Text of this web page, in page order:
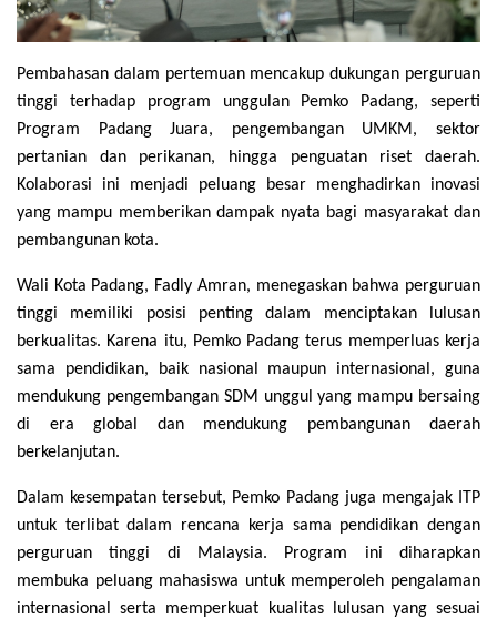
Pembahasan dalam pertemuan mencakup dukungan perguruan
tinggi terhadap program unggulan Pemko Padang, seperti
Program Padang Juara, pengembangan UMKM, sektor
pertanian dan perikanan, hingga penguatan riset daerah.
Kolaborasi ini menjadi peluang besar menghadirkan inovasi
yang mampu memberikan dampak nyata bagi masyarakat dan
pembangunan kota.
Wali Kota Padang, Fadly Amran, menegaskan bahwa perguruan
tinggi memiliki posisi penting dalam menciptakan lulusan
berkualitas. Karena itu, Pemko Padang terus memperluas kerja
sama pendidikan, baik nasional maupun internasional, guna
mendukung pengembangan SDM unggul yang mampu bersaing
di era global dan mendukung pembangunan daerah
berkelanjutan.
Dalam kesempatan tersebut, Pemko Padang juga mengajak ITP
untuk terlibat dalam rencana kerja sama pendidikan dengan
perguruan tinggi di Malaysia. Program ini diharapkan
membuka peluang mahasiswa untuk memperoleh pengalaman
internasional serta memperkuat kualitas lulusan yang sesuai